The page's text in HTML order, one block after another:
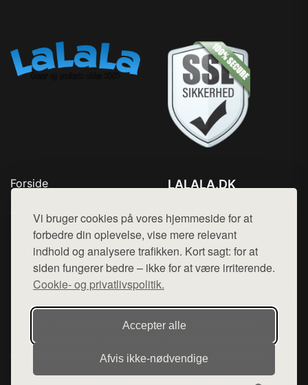
Vi bruger cookies på vores hjemmeside for at
forbedre din oplevelse, vise mere relevant
indhold og analysere trafikken. Kort sagt: for at
siden fungerer bedre – ikke for at være irriterende.
Cookie- og privatlivspolitik.
Accepter alle
Afvis ikke‑nødvendige
Forside
Top Rabatter
Blog
Kontakt
LALALA.DK
Mail: hej@want.dk
Cookie- og privatlivspolitik
Denne side er en del af want.dk, der udgiver en række
hjemmesider med præsentation af forskellige produkter fra
diverse webshops. Der sælges ikke varer fra denne side - vi